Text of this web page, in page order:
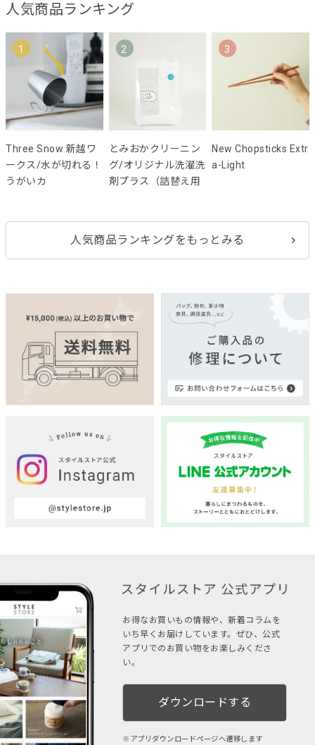
人気商品ランキング
1
Three Snow 新越ワ
ークス/水が切れる！
うがいカ
2
とみおかクリーニン
グ/オリジナル洗濯洗
剤プラス（詰替え用
3
New Chopsticks Extr
a-Light
人気商品ランキングをもっとみる
お得なお買いもの情報や、新着コラムを
いち早くお届けしています。ぜひ、公式
アプリでのお買い物をお楽しみくださ
い。
ダウンロードする
アプリダウンロードページへ遷移します